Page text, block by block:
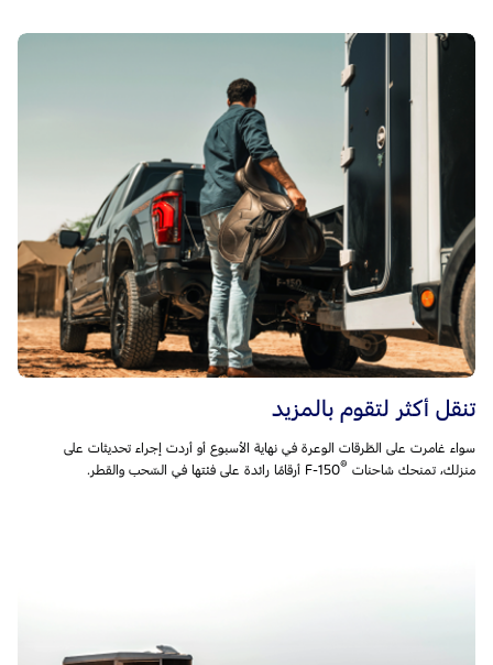
تنقل أكثر لتقوم بالمزيد
سواء غامرت على الطّرقات الوعرة في نهاية الأسبوع أو أردت إجراء تحديثات على
منزلك، تمنحك شاحنات F-150 ®